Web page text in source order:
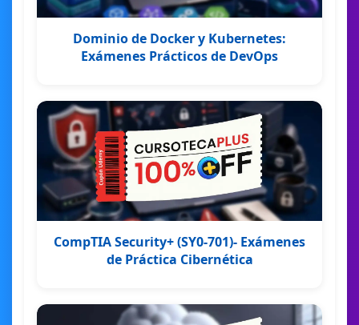
Dominio de Docker y Kubernetes:
Exámenes Prácticos de DevOps
CompTIA Security+ (SY0-701)- Exámenes
de Práctica Cibernética